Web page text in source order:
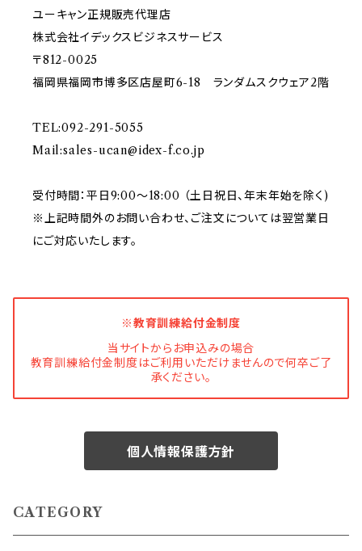
ユーキャン正規販売代理店
株式会社イデックスビジネスサービス
〒812-0025
福岡県福岡市博多区店屋町6-18 ランダムスクウェア2階
TEL:092-291-5055
Mail:sales-ucan@idex-f.co.jp
受付時間：平日9:00～18:00 （土日祝日、年末年始を除く)
※上記時間外のお問い合わせ、ご注文については翌営業日
にご対応いたします。
※教育訓練給付金制度
当サイトからお申込みの場合
教育訓練給付金制度はご利用いただけませんので何卒ご了
承ください。
個人情報保護方針
CATEGORY